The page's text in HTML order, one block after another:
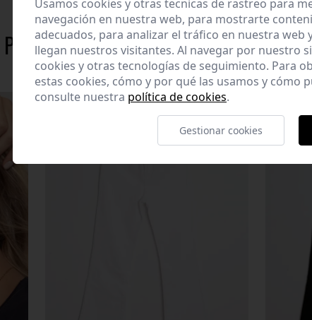
TÍ
Usamos cookies y otras tecnicas de rastreo para
navegación en nuestra web, para mostrarte
adecuados, para analizar el tráfico en nuestra
llegan nuestros visitantes. Al navegar por nuestro
cookies y otras tecnologías de seguimiento. Para
estas cookies, cómo y por qué las usamos y cómo
consulte nuestra política de cookies.
Gestionar cookies